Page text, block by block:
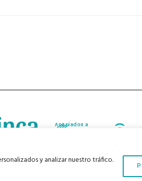
y analizar nuestro tráfico.
Asociados a Asociados a
Política de Cookies